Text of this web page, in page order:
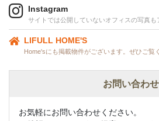
Instagram
サイトでは公開していないオフィスの写真も
LIFULL HOME'S
Home'sにも掲載物件がございます。ぜひご覧
お問い合わせ
お気軽にお問い合わせください。